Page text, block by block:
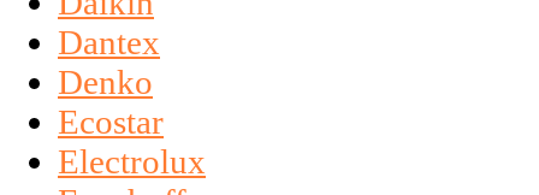
Dantex
Denko
Ecostar
Electrolux